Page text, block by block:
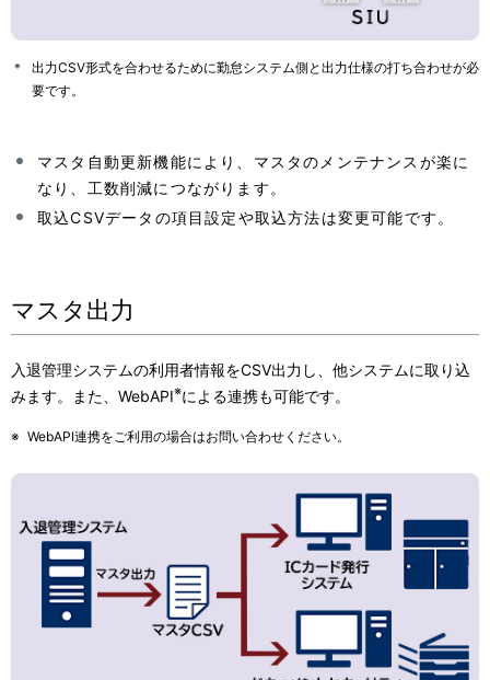
マスタ自動更新機能により、マスタのメンテナンスが楽に
なり、工数削減につながります。
取込CSVデータの項目設定や取込方法は変更可能です。
＊
出力CSV形式を合わせるために勤怠システム側と出力仕様の打ち合わせが必
要です。
マスタ出力
入退管理システムの利用者情報をCSV出力し、他システムに取り込
みます。また、WebAPI※による連携も可能です。
※ WebAPI連携をご利用の場合はお問い合わせください。